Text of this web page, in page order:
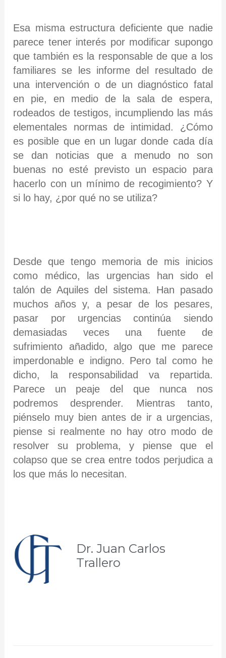
Esa misma estructura deficiente que nadie
parece tener interés por modificar supongo
que también es la responsable de que a los
familiares se les informe del resultado de
una intervención o de un diagnóstico fatal
en pie, en medio de la sala de espera,
rodeados de testigos, incumpliendo las más
elementales normas de intimidad. ¿Cómo
es posible que en un lugar donde cada día
se dan noticias que a menudo no son
buenas no esté previsto un espacio para
hacerlo con un mínimo de recogimiento? Y
si lo hay, ¿por qué no se utiliza?
Desde que tengo memoria de mis inicios
como médico, las urgencias han sido el
talón de Aquiles del sistema. Han pasado
muchos años y, a pesar de los pesares,
pasar por urgencias continúa siendo
demasiadas veces una fuente de
sufrimiento añadido, algo que me parece
imperdonable e indigno. Pero tal como he
dicho, la responsabilidad va repartida.
Parece un peaje del que nunca nos
podremos desprender. Mientras tanto,
piénselo muy bien antes de ir a urgencias,
piense si realmente no hay otro modo de
resolver su problema, y piense que el
colapso que se crea entre todos perjudica a
los que más lo necesitan.
Dr. Juan Carlos
Trallero